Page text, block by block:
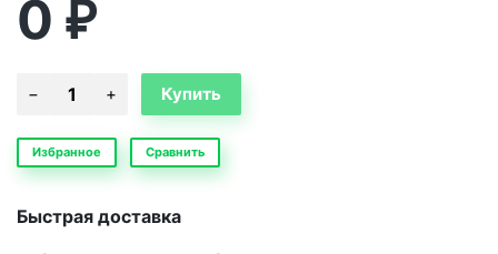
0 ₽
Избранное Сравнить
Быстрая доставка